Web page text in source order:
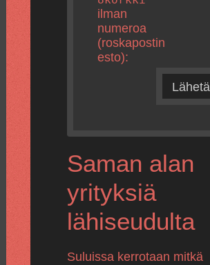
ilman
numeroa
(roskapostin
esto):
Lähetä
Saman alan
yrityksiä
lähiseudulta
Suluissa kerrotaan mitkä